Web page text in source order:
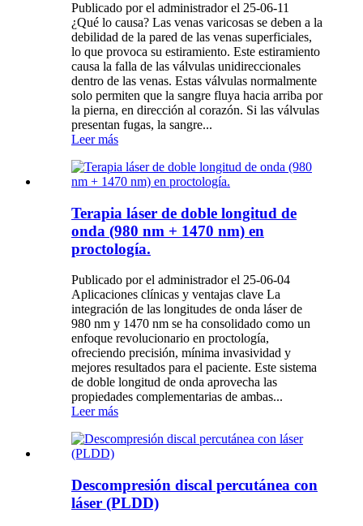
Publicado por el administrador el 25-06-11
¿Qué lo causa? Las venas varicosas se deben a la
debilidad de la pared de las venas superficiales,
lo que provoca su estiramiento. Este estiramiento
causa la falla de las válvulas unidireccionales
dentro de las venas. Estas válvulas normalmente
solo permiten que la sangre fluya hacia arriba por
la pierna, en dirección al corazón. Si las válvulas
presentan fugas, la sangre...
Leer más
Terapia láser de doble longitud de
onda (980 nm + 1470 nm) en
proctología.
Publicado por el administrador el 25-06-04
Aplicaciones clínicas y ventajas clave La
integración de las longitudes de onda láser de
980 nm y 1470 nm se ha consolidado como un
enfoque revolucionario en proctología,
ofreciendo precisión, mínima invasividad y
mejores resultados para el paciente. Este sistema
de doble longitud de onda aprovecha las
propiedades complementarias de ambas...
Leer más
Descompresión discal percutánea con
láser (PLDD)